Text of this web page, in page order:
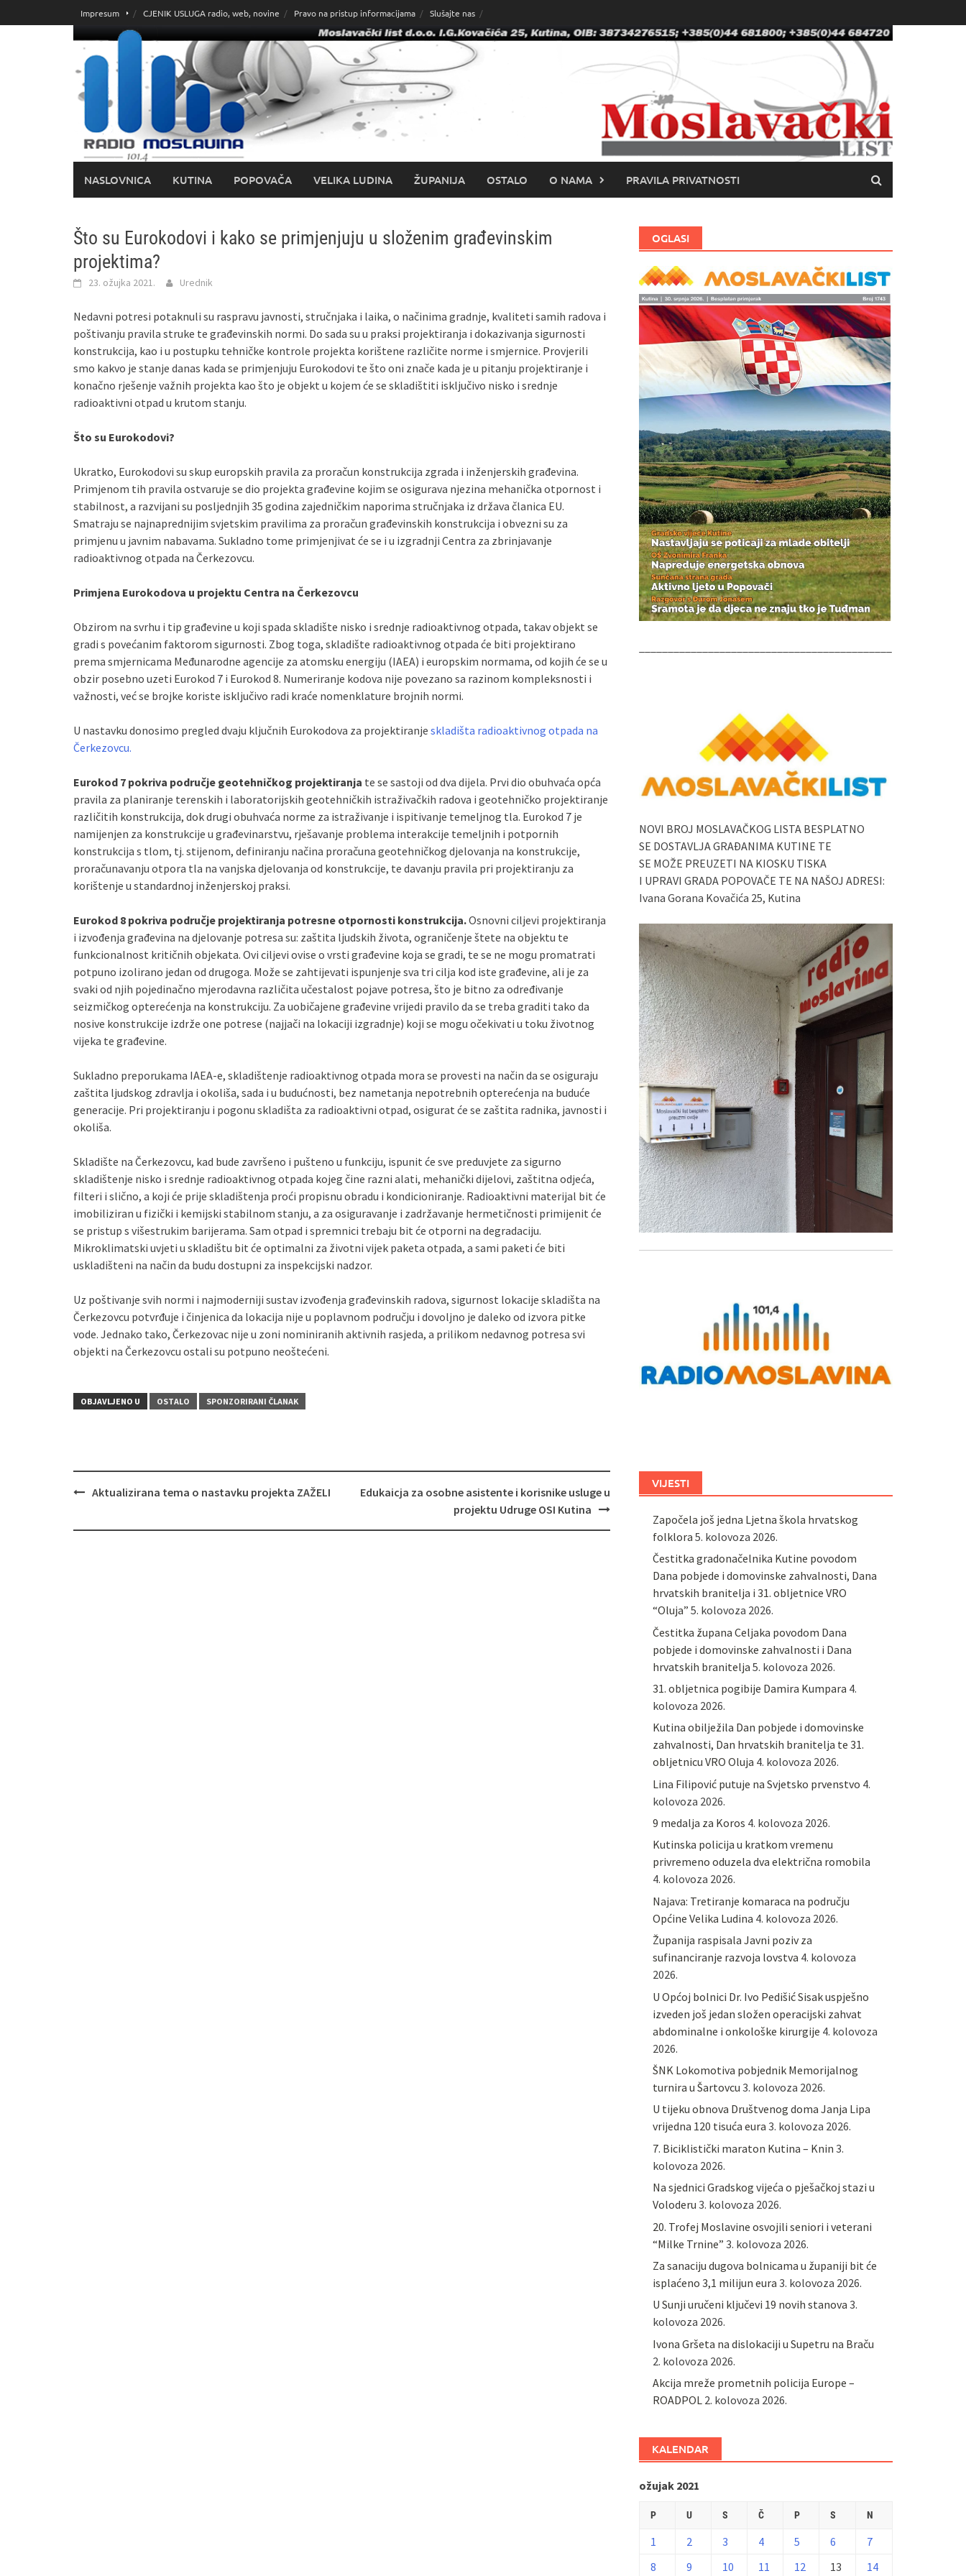
do
Impresum CJENIK USLUGA radio, web, novine Pravo na pristup informacijama Slušajte nas
NASLOVNICA KUTINA POPOVAČA VELIKA LUDINA ŽUPANIJA OSTALO O NAMA PRAVILA PRIVATNOSTI
Što su Eurokodovi i kako se primjenjuju u složenim građevinskim
projektima?
23. ožujka 2021. Urednik
Nedavni potresi potaknuli su raspravu javnosti, stručnjaka i laika, o načinima gradnje, kvaliteti samih radova i
poštivanju pravila struke te građevinskih normi. Do sada su u praksi projektiranja i dokazivanja sigurnosti
konstrukcija, kao i u postupku tehničke kontrole projekta korištene različite norme i smjernice. Provjerili
smo kakvo je stanje danas kada se primjenjuju Eurokodovi te što oni znače kada je u pitanju projektiranje i
konačno rješenje važnih projekta kao što je objekt u kojem će se skladištiti isključivo nisko i srednje
radioaktivni otpad u krutom stanju.
Što su Eurokodovi?
Ukratko, Eurokodovi su skup europskih pravila za proračun konstrukcija zgrada i inženjerskih građevina.
Primjenom tih pravila ostvaruje se dio projekta građevine kojim se osigurava njezina mehanička otpornost i
stabilnost, a razvijani su posljednjih 35 godina zajedničkim naporima stručnjaka iz država članica EU.
Smatraju se najnaprednijim svjetskim pravilima za proračun građevinskih konstrukcija i obvezni su za
primjenu u javnim nabavama. Sukladno tome primjenjivat će se i u izgradnji Centra za zbrinjavanje
radioaktivnog otpada na Čerkezovcu.
Primjena Eurokodova u projektu Centra na Čerkezovcu
Obzirom na svrhu i tip građevine u koji spada skladište nisko i srednje radioaktivnog otpada, takav objekt se
gradi s povećanim faktorom sigurnosti. Zbog toga, skladište radioaktivnog otpada će biti projektirano
prema smjernicama Međunarodne agencije za atomsku energiju (IAEA) i europskim normama, od kojih će se u
obzir posebno uzeti Eurokod 7 i Eurokod 8. Numeriranje kodova nije povezano sa razinom kompleksnosti i
važnosti, već se brojke koriste isključivo radi kraće nomenklature brojnih normi.
U nastavku donosimo pregled dvaju ključnih Eurokodova za projektiranje skladišta radioaktivnog otpada na
Čerkezovcu.
Eurokod 7 pokriva područje geotehničkog projektiranja te se sastoji od dva dijela. Prvi dio obuhvaća opća
pravila za planiranje terenskih i laboratorijskih geotehničkih istraživačkih radova i geotehničko projektiranje
različitih konstrukcija, dok drugi obuhvaća norme za istraživanje i ispitivanje temeljnog tla. Eurokod 7 je
namijenjen za konstrukcije u građevinarstvu, rješavanje problema interakcije temeljnih i potpornih
konstrukcija s tlom, tj. stijenom, definiranju načina proračuna geotehničkog djelovanja na konstrukcije,
proračunavanju otpora tla na vanjska djelovanja od konstrukcije, te davanju pravila pri projektiranju za
korištenje u standardnoj inženjerskoj praksi.
Eurokod 8 pokriva područje projektiranja potresne otpornosti konstrukcija.Osnovni ciljevi projektiranja
i izvođenja građevina na djelovanje potresa su: zaštita ljudskih života, ograničenje štete na objektu te
funkcionalnost kritičnih objekata. Ovi ciljevi ovise o vrsti građevine koja se gradi, te se ne mogu promatrati
potpuno izolirano jedan od drugoga. Može se zahtijevati ispunjenje sva tri cilja kod iste građevine, ali je za
svaki od njih pojedinačno mjerodavna različita učestalost pojave potresa, što je bitno za određivanje
seizmičkog opterećenja na konstrukciju. Za uobičajene građevine vrijedi pravilo da se treba graditi tako da
nosive konstrukcije izdrže one potrese (najjači na lokaciji izgradnje) koji se mogu očekivati u toku životnog
vijeka te građevine.
Sukladno preporukama IAEA-e, skladištenje radioaktivnog otpada mora se provesti na način da se osiguraju
zaštita ljudskog zdravlja i okoliša, sada i u budućnosti, bez nametanja nepotrebnih opterećenja na buduće
generacije. Pri projektiranju i pogonu skladišta za radioaktivni otpad, osigurat će se zaštita radnika, javnosti i
okoliša.
Skladište na Čerkezovcu, kad bude završeno i pušteno u funkciju, ispunit će sve preduvjete za sigurno
skladištenje nisko i srednje radioaktivnog otpada kojeg čine razni alati, mehanički dijelovi, zaštitna odjeća,
filteri i slično, a koji će prije skladištenja proći propisnu obradu i kondicioniranje. Radioaktivni materijal bit će
imobiliziran u fizički i kemijski stabilnom stanju, a za osiguravanje i zadržavanje hermetičnosti primijenit će
se pristup s višestrukim barijerama. Sam otpad i spremnici trebaju bit će otporni na degradaciju.
Mikroklimatski uvjeti u skladištu bit će optimalni za životni vijek paketa otpada, a sami paketi će biti
uskladišteni na način da budu dostupni za inspekcijski nadzor.
Uz poštivanje svih normi i najmoderniji sustav izvođenja građevinskih radova, sigurnost lokacije skladišta na
Čerkezovcu potvrđuje i činjenica da lokacija nije u poplavnom području i dovoljno je daleko od izvora pitke
vode. Jednako tako, Čerkezovac nije u zoni nominiranih aktivnih rasjeda, a prilikom nedavnog potresa svi
objekti na Čerkezovcu ostali su potpuno neoštećeni.
OBJAVLJENO U OSTALO SPONZORIRANI ČLANAK
Aktualizirana tema o nastavku projekta ZAŽELI
Edukaicja za osobne asistente i korisnike usluge u
projektu Udruge OSI Kutina
OGLASI
NOVI BROJ MOSLAVAČKOG LISTA BESPLATNO
SE DOSTAVLJA GRAĐANIMA KUTINE TE
SE MOŽE PREUZETI NA KIOSKU TISKA
I UPRAVI GRADA POPOVAČE TE NA NAŠOJ ADRESI:
Ivana Gorana Kovačića 25, Kutina
VIJESTI
Započela još jedna Ljetna škola hrvatskog
folklora 5. kolovoza 2026.
Čestitka gradonačelnika Kutine povodom
Dana pobjede i domovinske zahvalnosti, Dana
hrvatskih branitelja i 31. obljetnice VRO
“Oluja” 5. kolovoza 2026.
Čestitka župana Celjaka povodom Dana
pobjede i domovinske zahvalnosti i Dana
hrvatskih branitelja 5. kolovoza 2026.
31. obljetnica pogibije Damira Kumpara 4.
kolovoza 2026.
Kutina obilježila Dan pobjede i domovinske
zahvalnosti, Dan hrvatskih branitelja te 31.
obljetnicu VRO Oluja 4. kolovoza 2026.
Lina Filipović putuje na Svjetsko prvenstvo 4.
kolovoza 2026.
9 medalja za Koros 4. kolovoza 2026.
Kutinska policija u kratkom vremenu
privremeno oduzela dva električna romobila
4. kolovoza 2026.
Najava: Tretiranje komaraca na području
Općine Velika Ludina 4. kolovoza 2026.
Županija raspisala Javni poziv za
sufinanciranje razvoja lovstva 4. kolovoza
2026.
U Općoj bolnici Dr. Ivo Pedišić Sisak uspješno
izveden još jedan složen operacijski zahvat
abdominalne i onkološke kirurgije 4. kolovoza
2026.
ŠNK Lokomotiva pobjednik Memorijalnog
turnira u Šartovcu 3. kolovoza 2026.
U tijeku obnova Društvenog doma Janja Lipa
vrijedna 120 tisuća eura 3. kolovoza 2026.
7. Biciklistički maraton Kutina – Knin 3.
kolovoza 2026.
Na sjednici Gradskog vijeća o pješačkoj stazi u
Voloderu 3. kolovoza 2026.
20. Trofej Moslavine osvojili seniori i veterani
“Milke Trnine” 3. kolovoza 2026.
Za sanaciju dugova bolnicama u županiji bit će
isplaćeno 3,1 milijun eura 3. kolovoza 2026.
U Sunji uručeni ključevi 19 novih stanova 3.
kolovoza 2026.
Ivona Gršeta na dislokaciji u Supetru na Braču
2. kolovoza 2026.
​Akcija mreže prometnih policija Europe –
ROADPOL 2. kolovoza 2026.
KALENDAR
ožujak 2021
P U S Č P S N
1 2 3 4 5 6
7
8
9 10 11 12 13 14